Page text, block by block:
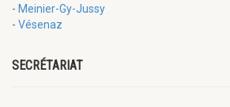
- Meinier-Gy-Jussy
- Vésenaz
SECRÉTARIAT